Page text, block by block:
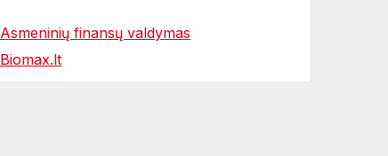
Asmeninių finansų valdymas
Biomax.lt